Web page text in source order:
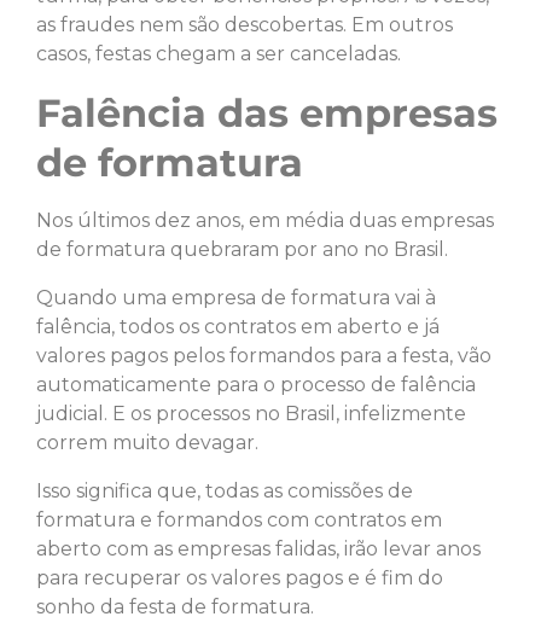
as fraudes nem são descobertas. Em outros
casos, festas chegam a ser canceladas.
Falência das empresas
de formatura
Nos últimos dez anos, em média duas empresas
de formatura quebraram por ano no Brasil.
Quando uma empresa de formatura vai à
falência, todos os contratos em aberto e já
valores pagos pelos formandos para a festa, vão
automaticamente para o processo de falência
judicial. E os processos no Brasil, infelizmente
correm muito devagar.
Isso significa que, todas as comissões de
formatura e formandos com contratos em
aberto com as empresas falidas, irão levar anos
para recuperar os valores pagos e é fim do
sonho da festa de formatura.